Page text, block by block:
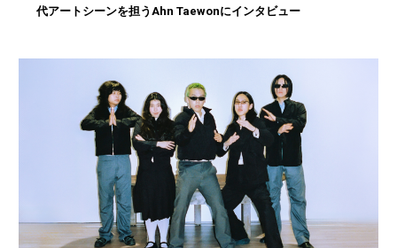
代アートシーンを担うAhn Taewonにインタビュー